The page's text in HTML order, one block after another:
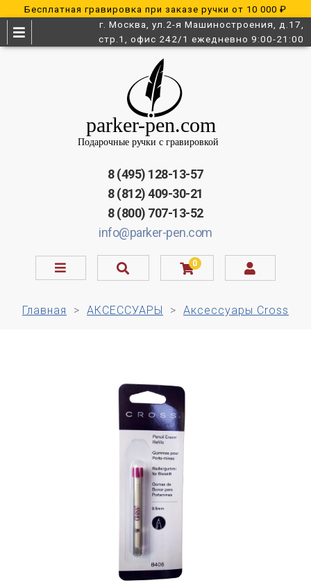
Бесплатная гравировка при заказе ручки от 10 000 ₽
г. Москва, ул.2-я Машиностроения, д.17,
стр.1, офис 242/1 ежедневно 9:00-21:00
8 (495) 128-13-57
8 (812) 409-30-21
8 (800) 707-13-52
info@parker-pen.com
0
Главная АКСЕССУАРЫ Аксессуары Cross